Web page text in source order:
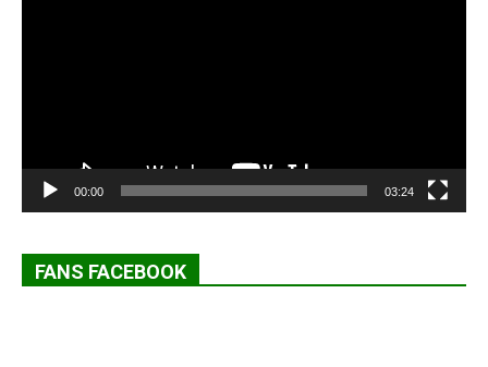
00:00 03:24
FANS FACEBOOK